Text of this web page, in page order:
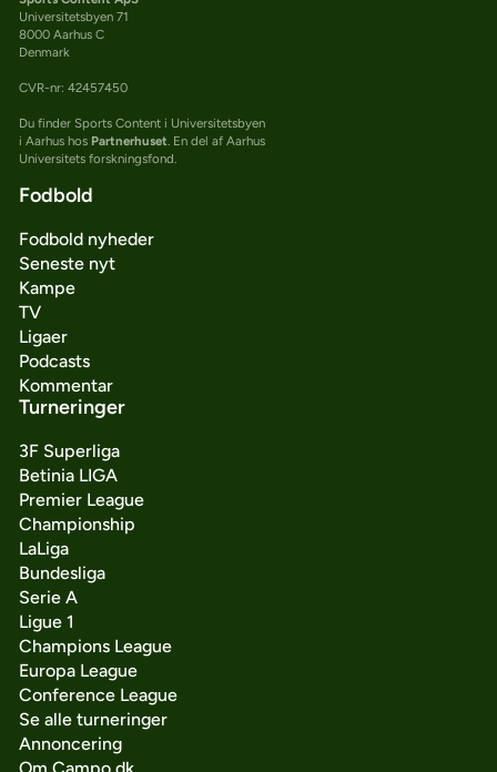
Universitetsbyen 71
8000 Aarhus C
Denmark
CVR-nr: 42457450
Du finder Sports Content i Universitetsbyen
i Aarhus hos Partnerhuset. En del af Aarhus
Universitets forskningsfond.
Fodbold
Fodbold nyheder
Seneste nyt
Kampe
TV
Ligaer
Podcasts
Kommentar
Turneringer
3F Superliga
Betinia LIGA
Premier League
Championship
LaLiga
Bundesliga
Serie A
Ligue 1
Champions League
Europa League
Conference League
Se alle turneringer
Annoncering